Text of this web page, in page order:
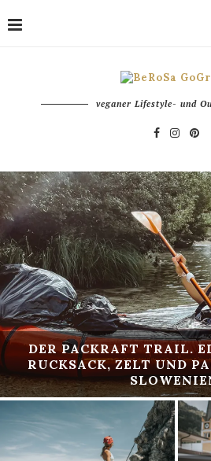
veganer Lifestyle- und
DER PACKRAFT TRAIL.
RUCKSACK, ZELT UND